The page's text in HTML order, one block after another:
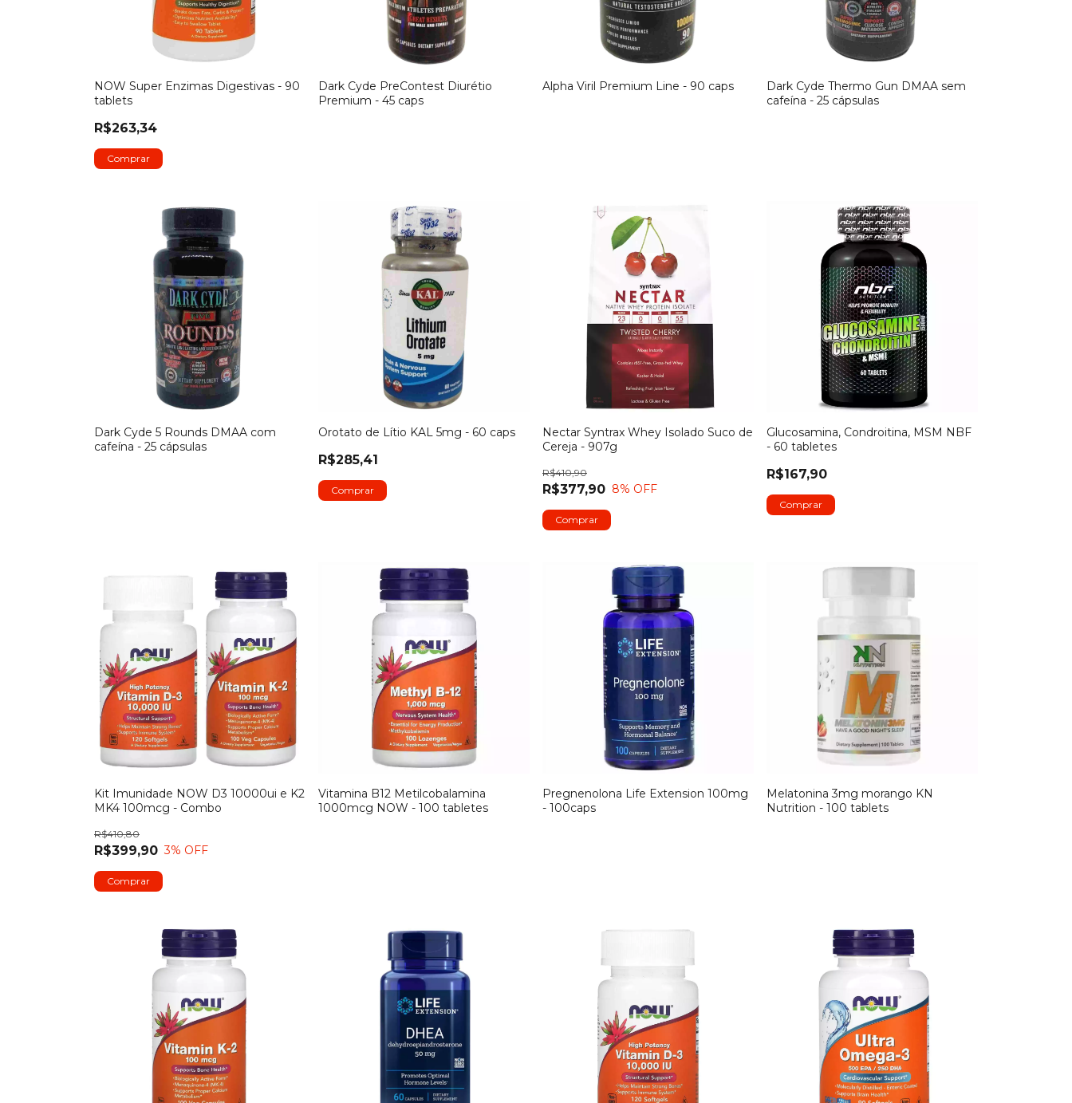
NOW Super Enzimas Digestivas - 90
tablets
R$263,34
Dark Cyde PreContest Diurétio
Premium - 45 caps
Alpha Viril Premium Line - 90 caps
Dark Cyde Thermo Gun DMAA sem
cafeína - 25 cápsulas
Dark Cyde 5 Rounds DMAA com
cafeína - 25 cápsulas
Orotato de Lítio KAL 5mg - 60 caps
R$285,41
Nectar Syntrax Whey Isolado Suco de
Cereja - 907g
R$377,90
R$410,90
8% OFF
Glucosamina, Condroitina, MSM NBF
- 60 tabletes
R$167,90
Kit Imunidade NOW D3 10000ui e K2
MK4 100mcg - Combo
R$399,90
R$410,80
3% OFF
Vitamina B12 Metilcobalamina
1000mcg NOW - 100 tabletes
Pregnenolona Life Extension 100mg
- 100caps
Melatonina 3mg morango KN
Nutrition - 100 tablets